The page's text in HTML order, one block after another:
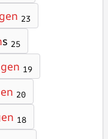
23
s 25
19
20
18